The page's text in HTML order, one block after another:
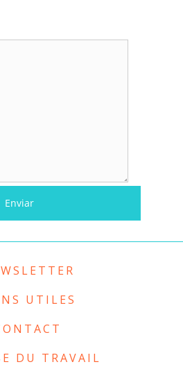
UTILES
DU TRAVAIL